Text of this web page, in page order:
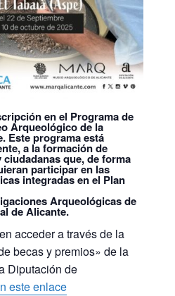
en el Programa de
Arqueológico de la
Este programa está
a la formación de
que, de forma
participar en las
integradas en el Plan
Arqueológicas de
de Alicante.
acceder a través de la
becas y premios» de la
Diputación de
este enlace